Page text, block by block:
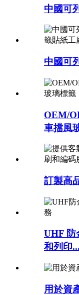
中國可
中國可
OEM/
車擋風
訂製高
UHF 防
和列印...
用於資